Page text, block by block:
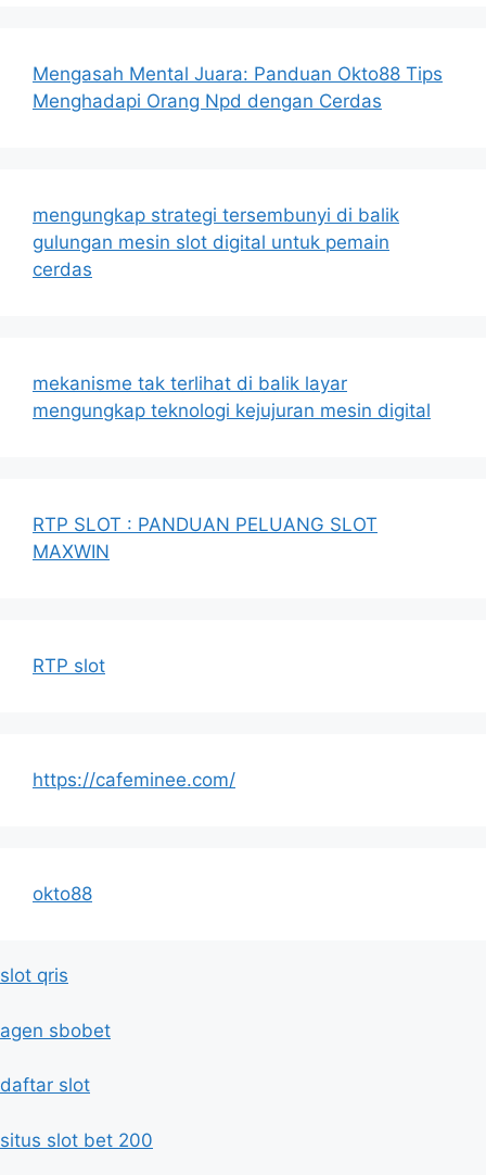
Mengasah Mental Juara: Panduan Okto88 Tips
Menghadapi Orang Npd dengan Cerdas
mengungkap strategi tersembunyi di balik
gulungan mesin slot digital untuk pemain
cerdas
mekanisme tak terlihat di balik layar
mengungkap teknologi kejujuran mesin digital
RTP SLOT : PANDUAN PELUANG SLOT
MAXWIN
RTP slot
https://cafeminee.com/
okto88
slot qris
agen sbobet
daftar slot
situs slot bet 200